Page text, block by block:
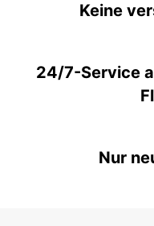
Keine
24/7-Service
Nur